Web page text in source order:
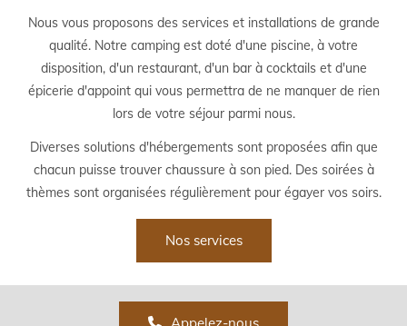
Nous vous proposons des services et installations de grande
qualité. Notre camping est doté d'une piscine, à votre
disposition, d'un restaurant, d'un bar à cocktails et d'une
épicerie d'appoint qui vous permettra de ne manquer de rien
lors de votre séjour parmi nous.
Diverses solutions d'hébergements sont proposées afin que
chacun puisse trouver chaussure à son pied. Des soirées à
thèmes sont organisées régulièrement pour égayer vos soirs.
Nos services